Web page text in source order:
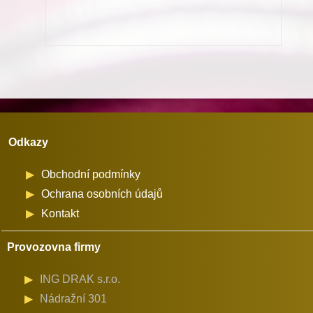
cívky
množství
Odkazy
Obchodní podmínky
Ochrana osobních údajů
Kontakt
Provozovna firmy
ING DRAK s.r.o.
Nádražní 301